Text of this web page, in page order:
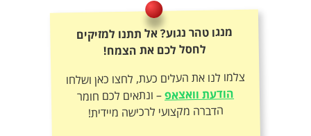
מנגו טהר נגוע? אל תתנו למזיקים
לחסל לכם את הצמח!
צלמו לנו את העלים כעת, לחצו כאן ושלחו
הודעת וואצאפ– ונתאים לכם חומר
הדברה מקצועי לרכישה מיידית!